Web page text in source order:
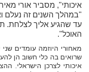
איכותי", מסביר אורי
"במהלך השנים זה נעלם
עד שהגיע אליך לצלחת.
האוכל".
מאחורי היוזמה עומדים שני
שרואים בה כלי חשוב הן
איכותי לצרכן הישראלי.